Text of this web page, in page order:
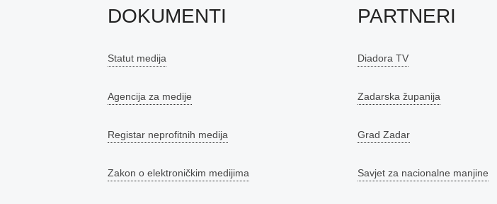
DOKUMENTI
Statut medija
Agencija za medije
Registar neprofitnih medija
Zakon o elektroničkim medijima
PARTNERI
Diadora TV
Zadarska županija
Grad Zadar
Savjet za nacionalne manjine